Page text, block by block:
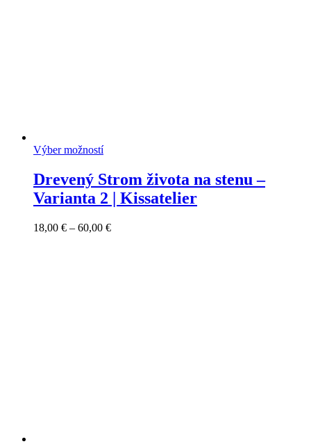
Výber možností
Drevený Strom života na stenu –
Varianta 2 | Kissatelier
18,00 € – 60,00 €Price